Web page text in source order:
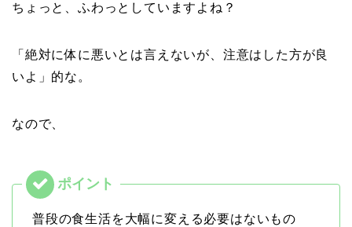
ちょっと、ふわっとしていますよね？
「絶対に体に悪いとは言えないが、注意はした方が良
いよ」的な。
なので、
普段の食生活を大幅に変える必要はないもの